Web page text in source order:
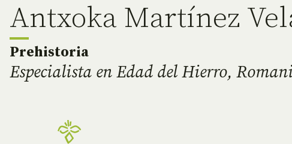
Antxoka Martínez
Prehistoria
Especialista en Edad del Hierro,